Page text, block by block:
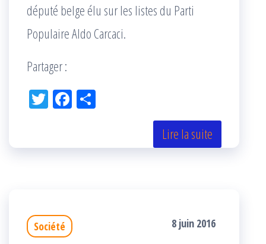
député belge élu sur les listes du Parti
Populaire Aldo Carcaci.
Partager :
Tw Fac
k r
Lire la suite
Société 8 juin 2016